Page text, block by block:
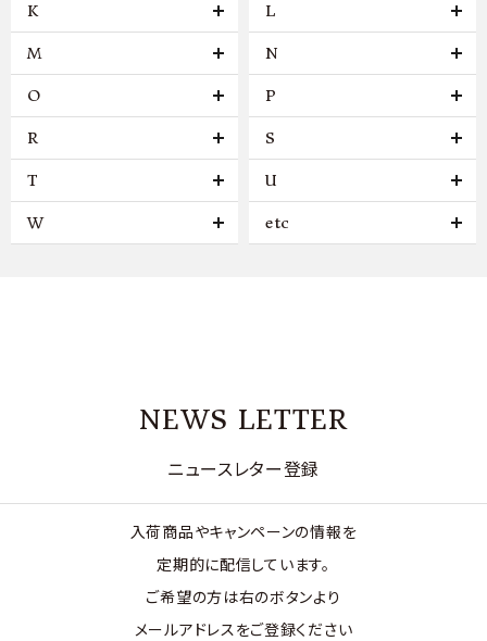
K L
M N
O P
R S
T U
W etc
NEWS LETTER
ニュースレター登録
入荷商品やキャンペーンの情報を
定期的に配信しています。
ご希望の方は右のボタンより
メールアドレスをご登録ください